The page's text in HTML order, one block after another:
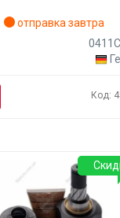
отправка завтра
Код: